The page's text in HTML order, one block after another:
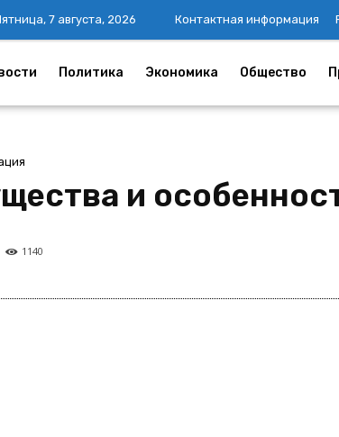
7 августа, 2026 Контактная информация
Политика Экономика Общество
и
1140